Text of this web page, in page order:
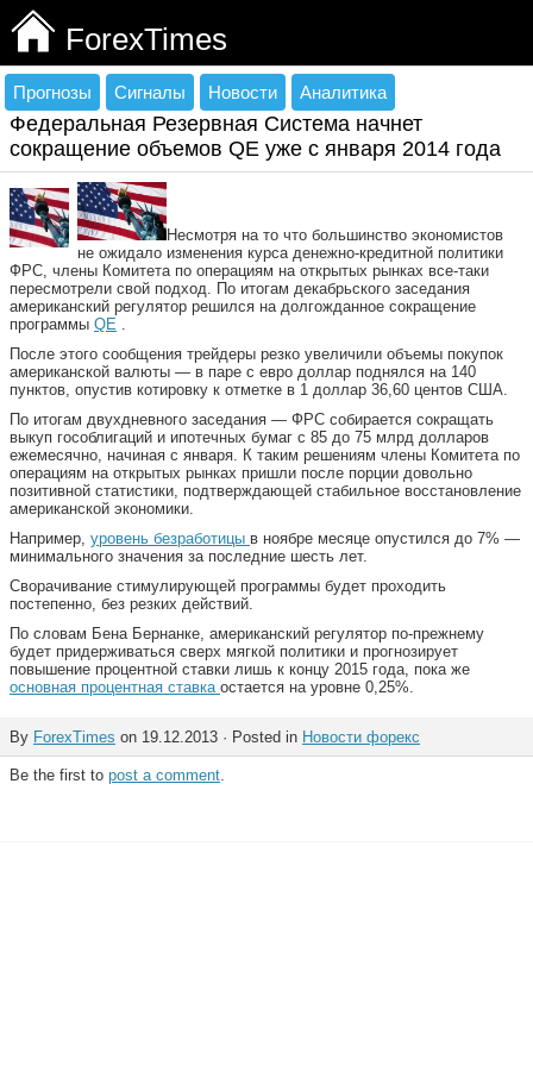
ForexTimes
Прогнозы Сигналы Новости Аналитика
Федеральная Резервная Система начнет
сокращение объемов QE уже с января 2014 года
Несмотря на то что большинство экономистов
не ожидало изменения курса денежно-кредитной политики
ФРС, члены Комитета по операциям на открытых рынках все-таки
пересмотрели свой подход. По итогам декабрьского заседания
американский регулятор решился на долгожданное сокращение
программы QE .
После этого сообщения трейдеры резко увеличили объемы покупок
американской валюты — в паре с евро доллар поднялся на 140
пунктов, опустив котировку к отметке в 1 доллар 36,60 центов США.
По итогам двухдневного заседания — ФРС собирается сокращать
выкуп гособлигаций и ипотечных бумаг с 85 до 75 млрд долларов
ежемесячно, начиная с января. К таким решениям члены Комитета по
операциям на открытых рынках пришли после порции довольно
позитивной статистики, подтверждающей стабильное восстановление
американской экономики.
Например, уровень безработицы в ноябре месяце опустился до 7% —
минимального значения за последние шесть лет.
Сворачивание стимулирующей программы будет проходить
постепенно, без резких действий.
По словам Бена Бернанке, американский регулятор по-прежнему
будет придерживаться сверх мягкой политики и прогнозирует
повышение процентной ставки лишь к концу 2015 года, пока же
основная процентная ставка остается на уровне 0,25%.
By ForexTimes on 19.12.2013 · Posted in Новости форекс
Be the first to post a comment.